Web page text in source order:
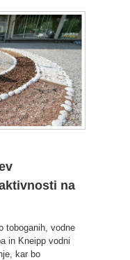
na
toboganih, vodne
in Kneipp vodni
kar bo